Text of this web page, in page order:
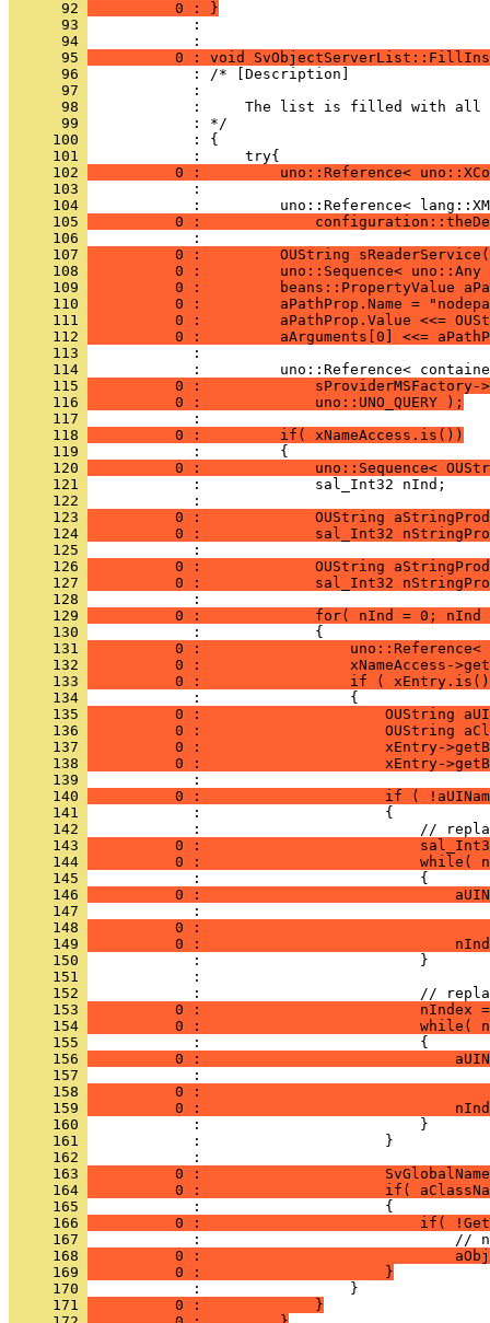
      92
          0 : }
      93
            :
      94
      95
0 : void
      96
      97
      98
      99
     100
     101
     102
0 :         uno::Reference<
     103
     104
     105
0 :
     106
     107
0 :         OUString
     108
0 :         uno::Sequence< uno::Any
     109
0 :         beans::PropertyValue
     110
0 :         aPathProp.Name =
     111
0 :         aPathProp.Value <<=
     112
0 :         aArguments[0] <<=
     113
     114
     115
0 :
     116
          0 :             uno::UNO_QUERY );
     117
     118
          0 :         if( xNameAccess.is())
     119
     120
0 :             uno::Sequence<
     121
     122
     123
0 :             OUString
     124
0 :             sal_Int32
     125
     126
0 :             OUString
     127
0 :             sal_Int32
     128
     129
0 :             for( nInd = 0;
     130
     131
0 :
     132
0 :                 xNameAccess-
     133
0 :                 if (
     134
     135
0 :                     OUString
     136
0 :                     OUString
     137
0 :                     xEntry-
     138
0 :                     xEntry-
     139
     140
0 :                     if (
     141
     142
     143
0 :
     144
0 :                         while(
     145
     146
0 :
     147
     148
0 :
     149
0 :
     150
     151
     152
     153
0 :                         nIndex
     154
0 :                         while(
     155
     156
0 :
     157
     158
0 :
     159
0 :
     160
     161
     162
     163
0 :
     164
0 :                     if(
     165
     166
0 :                         if(
     167
     168
0 :
     169
          0 :                     }
     170
     171
          0 :             }